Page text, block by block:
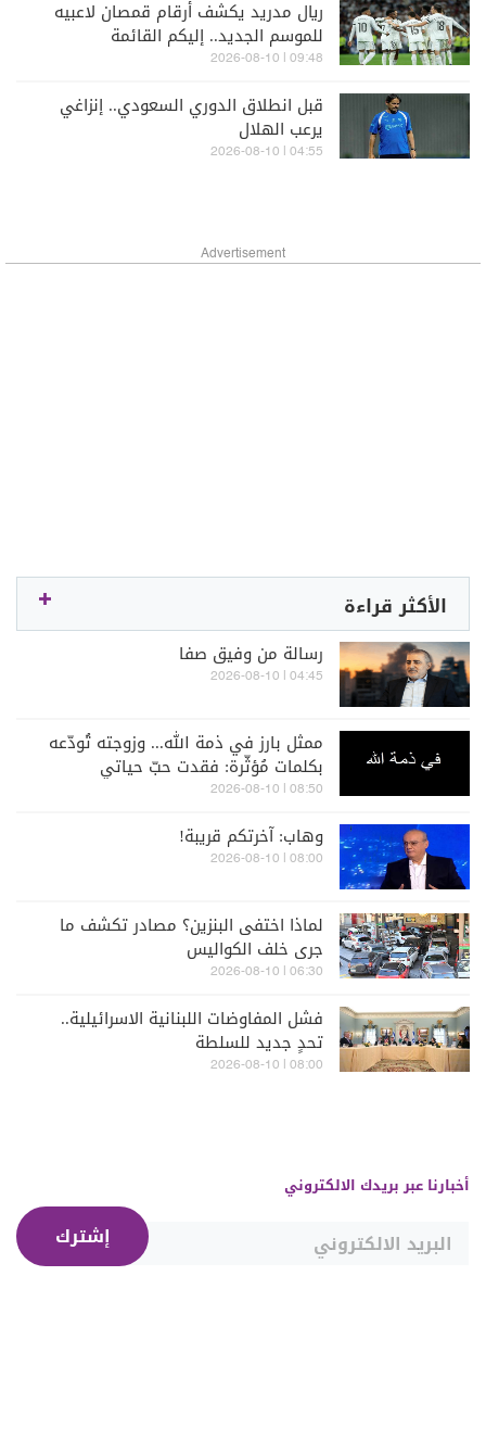
ريال مدريد يكشف أرقام قمصان لاعبيه
للموسم الجديد.. إليكم القائمة
09:48 | 2026-08-10
قبل انطلاق الدوري السعودي.. إنزاغي
يرعب الهلال
04:55 | 2026-08-10
Advertisement
الأكثر قراءة
رسالة من وفيق صفا
04:45 | 2026-08-10
ممثل بارز في ذمة الله... وزوجته تُودّعه
بكلمات مُؤثّرة: فقدت حبّ حياتي
08:50 | 2026-08-10
وهاب: آخرتكم قريبة!
08:00 | 2026-08-10
لماذا اختفى البنزين؟ مصادر تكشف ما
جرى خلف الكواليس
06:30 | 2026-08-10
فشل المفاوضات اللبنانية الاسرائيلية..
تحدٍ جديد للسلطة
08:00 | 2026-08-10
أخبارنا عبر بريدك الالكتروني
إشترك